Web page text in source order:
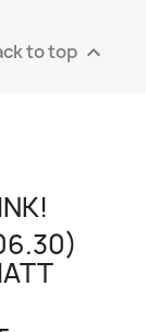
to top 